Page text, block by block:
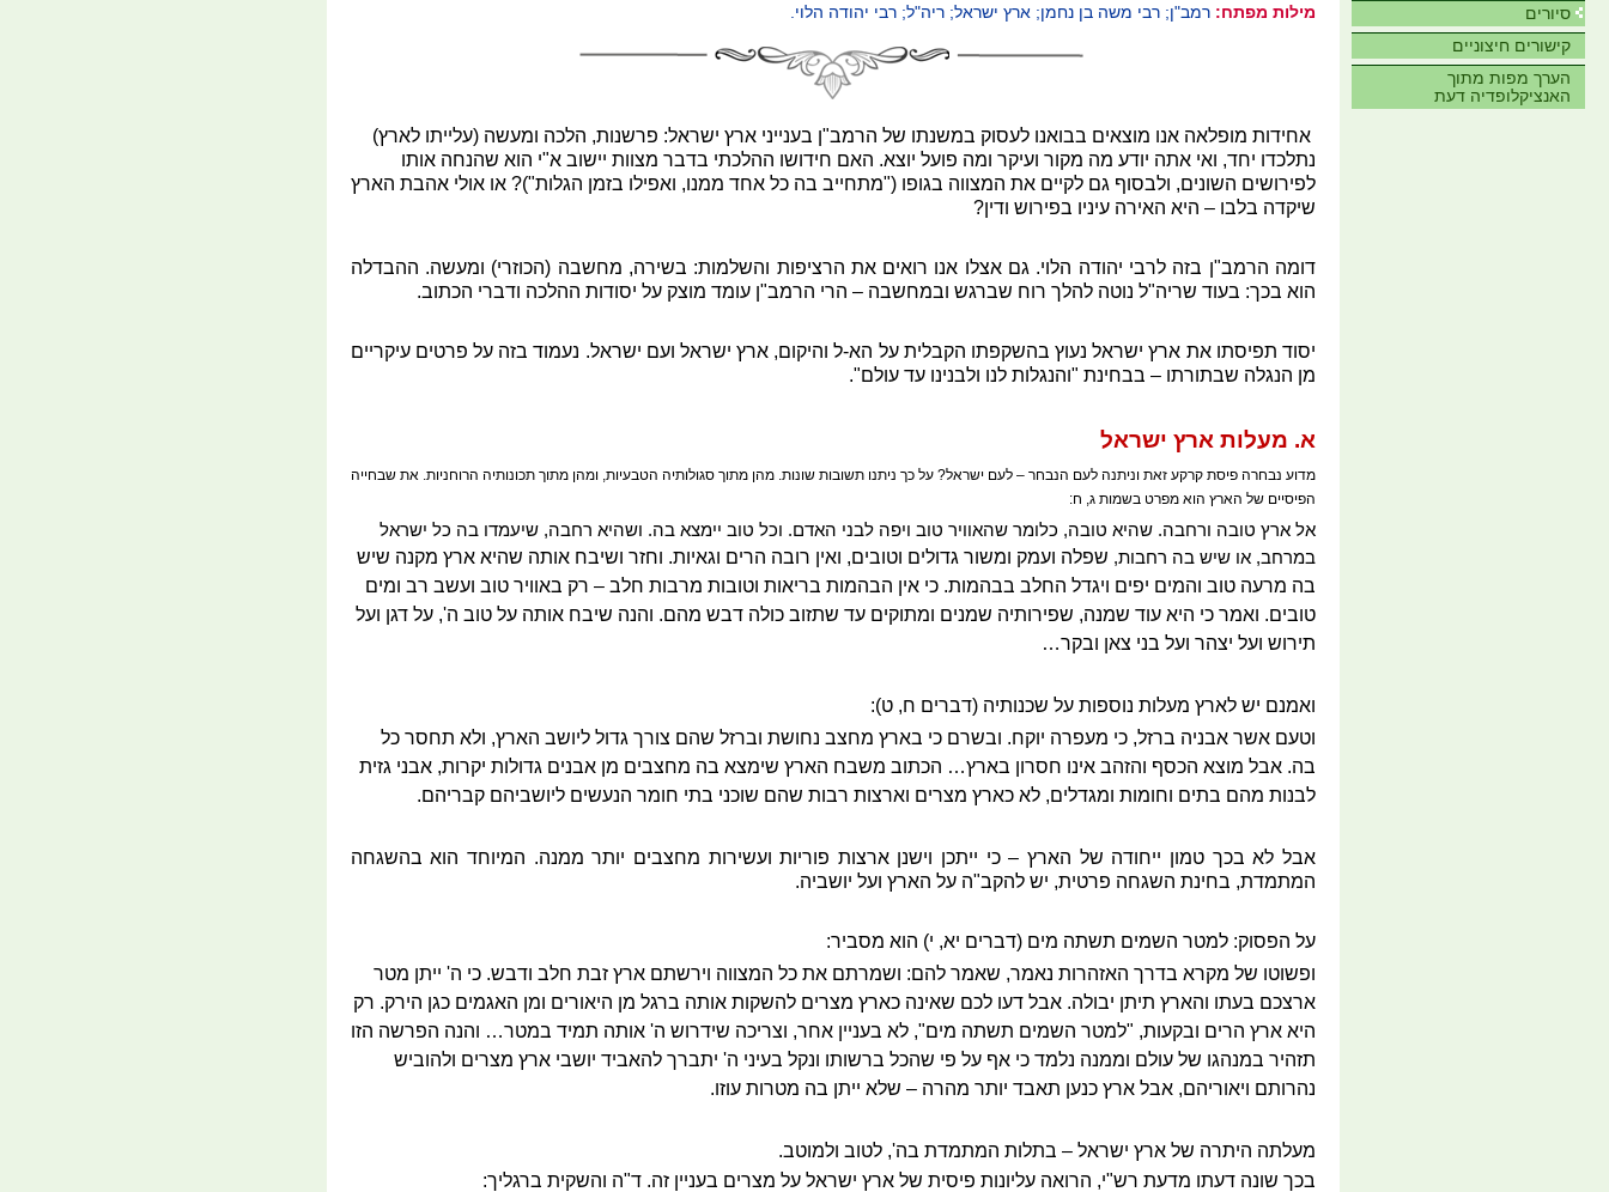
סיורים
קישורים חיצוניים
הערך מפות מתוך
האנציקלופדיה דעת
מילות מפתח: רמב"ן; רבי משה בן נחמן; ארץ ישראל; ריה"ל; רבי יהודה הלוי.
אחידות מופלאה אנו מוצאים בבואנו לעסוק במשנתו של הרמב"ן בענייני ארץ ישראל: פרשנות, הלכה ומעשה (עלייתו לארץ)
נתלכדו יחד, ואי אתה יודע מה מקור ועיקר ומה פועל יוצא. האם חידושו ההלכתי בדבר מצוות יישוב א"י הוא שהנחה אותו
לפירושים השונים, ולבסוף גם לקיים את המצווה בגופו ("מתחייב בה כל אחד ממנו, ואפילו בזמן הגלות")? או אולי אהבת הארץ
שיקדה בלבו – היא האירה עיניו בפירוש ודין?
דומה הרמב"ן בזה לרבי יהודה הלוי. גם אצלו אנו רואים את הרציפות והשלמות: בשירה, מחשבה (הכוזרי) ומעשה. ההבדלה
הוא בכך: בעוד שריה"ל נוטה להלך רוח שברגש ובמחשבה – הרי הרמב"ן עומד מוצק על יסודות ההלכה ודברי הכתוב.
יסוד תפיסתו את ארץ ישראל נעוץ בהשקפתו הקבלית על הא-ל והיקום, ארץ ישראל ועם ישראל. נעמוד בזה על פרטים עיקריים
מן הנגלה שבתורתו – בבחינת "והנגלות לנו ולבנינו עד עולם".
א. מעלות ארץ ישראל
מדוע נבחרה פיסת קרקע זאת וניתנה לעם הנבחר – לעם ישראל? על כך ניתנו תשובות שונות. מהן מתוך סגולותיה הטבעיות, ומהן מתוך תכונותיה הרוחניות. את שבחייה
הפיסיים של הארץ הוא מפרט בשמות ג, ח:
אל ארץ טובה ורחבה. שהיא טובה, כלומר שהאוויר טוב ויפה לבני האדם. וכל טוב יימצא בה. ושהיא רחבה, שיעמדו בה כל ישראל
במרחב, או שיש בה רחבות, שפלה ועמק ומשור גדולים וטובים, ואין רובה הרים וגאיות. וחזר ושיבח אותה שהיא ארץ מקנה שיש
בה מרעה טוב והמים יפים ויגדל החלב בבהמות. כי אין הבהמות בריאות וטובות מרבות חלב – רק באוויר טוב ועשב רב ומים
טובים. ואמר כי היא עוד שמנה, שפירותיה שמנים ומתוקים עד שתזוב כולה דבש מהם. והנה שיבח אותה על טוב ה', על דגן ועל
תירוש ועל יצהר ועל בני צאן ובקר…
ואמנם יש לארץ מעלות נוספות על שכנותיה (דברים ח, ט):
וטעם אשר אבניה ברזל, כי מעפרה יוקח. ובשרם כי בארץ מחצב נחושת וברזל שהם צורך גדול ליושב הארץ, ולא תחסר כל
בה. אבל מוצא הכסף והזהב אינו חסרון בארץ… הכתוב משבח הארץ שימצא בה מחצבים מן אבנים גדולות יקרות, אבני גזית
לבנות מהם בתים וחומות ומגדלים, לא כארץ מצרים וארצות רבות שהם שוכני בתי חומר הנעשים ליושביהם קבריהם.
אבל לא בכך טמון ייחודה של הארץ – כי ייתכן וישנן ארצות פוריות ועשירות מחצבים יותר ממנה. המיוחד הוא בהשגחה
המתמדת, בחינת השגחה פרטית, יש להקב"ה על הארץ ועל יושביה.
על הפסוק: למטר השמים תשתה מים (דברים יא, י) הוא מסביר:
ופשוטו של מקרא בדרך האזהרות נאמר, שאמר להם: ושמרתם את כל המצווה וירשתם ארץ זבת חלב ודבש. כי ה' ייתן מטר
ארצכם בעתו והארץ תיתן יבולה. אבל דעו לכם שאינה כארץ מצרים להשקות אותה ברגל מן היאורים ומן האגמים כגן הירק. רק
היא ארץ הרים ובקעות, "למטר השמים תשתה מים", לא בעניין אחר, וצריכה שידרוש ה' אותה תמיד במטר… והנה הפרשה הזו
תזהיר במנהגו של עולם וממנה נלמד כי אף על פי שהכל ברשותו ונקל בעיני ה' יתברך להאביד יושבי ארץ מצרים ולהוביש
נהרותם ויאוריהם, אבל ארץ כנען תאבד יותר מהרה – שלא ייתן בה מטרות עוזו.
מעלתה היתרה של ארץ ישראל – בתלות המתמדת בה', לטוב ולמוטב.
בכך שונה דעתו מדעת רש"י, הרואה עליונות פיסית של ארץ ישראל על מצרים בעניין זה. ד"ה והשקית ברגליך: